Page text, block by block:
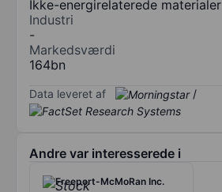
Ikke-energirelaterede materialer
Industri
-
Markedsværdi
164bn
Data leveret af /
Andre var interesserede i
Freeport-McMoRan Inc.